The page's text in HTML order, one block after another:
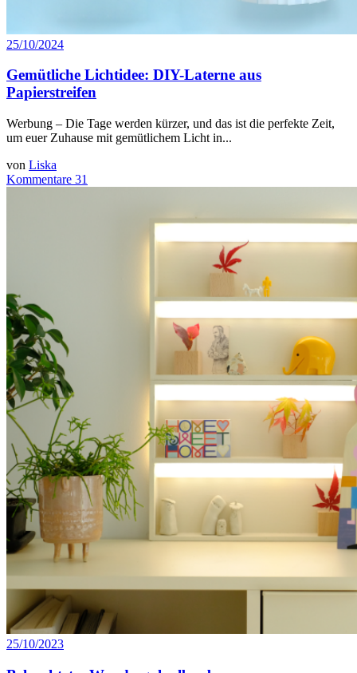
25/10/2024
Gemütliche Lichtidee: DIY-Laterne aus
Papierstreifen
Werbung – Die Tage werden kürzer, und das ist die perfekte Zeit,
um euer Zuhause mit gemütlichem Licht in...
von Liska
Kommentare 31
25/10/2023